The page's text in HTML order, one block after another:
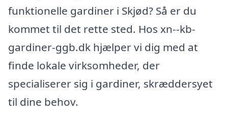
funktionelle gardiner i Skjød? Så er du
kommet til det rette sted. Hos xn--kb-
gardiner-ggb.dk hjælper vi dig med at
finde lokale virksomheder, der
specialiserer sig i gardiner, skræddersyet
til dine behov.